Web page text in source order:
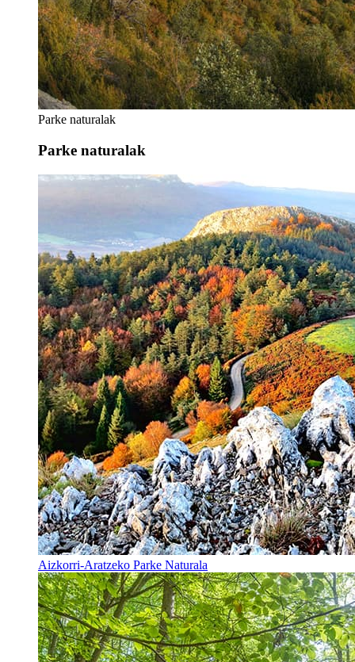
Parke naturalak
Parke naturalak
Aizkorri-Aratzeko Parke Naturala